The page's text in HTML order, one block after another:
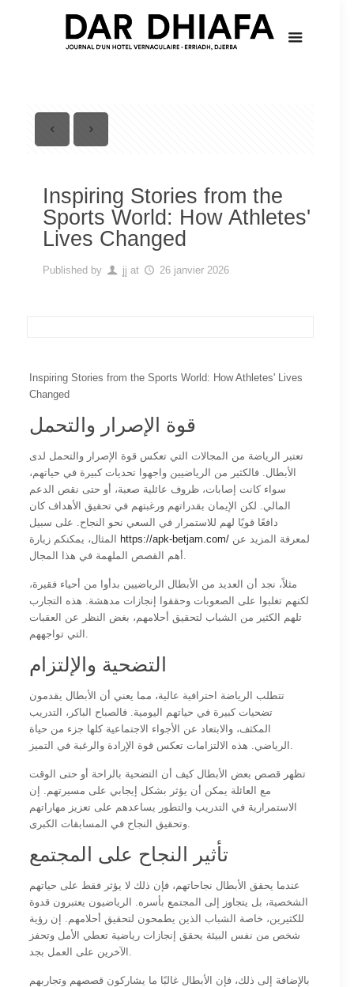
Inspiring Stories from the
Sports World: How Athletes'
Lives Changed
Published by jj at 26 janvier 2026
Inspiring Stories from the Sports World: How Athletes' Lives
Changed
قوة الإصرار والتحمل
تعتبر الرياضة من المجالات التي تعكس قوة الإصرار والتحمل لدى
الأبطال. فالكثير من الرياضيين واجهوا تحديات كبيرة في حياتهم،
سواء كانت إصابات، ظروف عائلية صعبة، أو حتى نقص الدعم
المالي. لكن الإيمان بقدراتهم ورغبتهم في تحقيق الأهداف كان
دافعًا قويًا لهم للاستمرار في السعي نحو النجاح. على سبيل
https://apk-betjam.com/
مثلاً، نجد أن العديد من الأبطال الرياضيين بدأوا من أحياء فقيرة،
لكنهم تغلبوا على الصعوبات وحققوا إنجازات مدهشة. هذه التجارب
تلهم الكثير من الشباب لتحقيق أحلامهم، بغض النظر عن العقبات
التضحية والإلتزام
تتطلب الرياضة احترافية عالية، مما يعني أن الأبطال يقدمون
تضحيات كبيرة في حياتهم اليومية. فالصباح الباكر، التدريب
المكثف، والابتعاد عن الأجواء الاجتماعية كلها جزء من حياة
تظهر قصص بعض الأبطال كيف أن التضحية بالراحة أو حتى الوقت
مع العائلة يمكن أن يؤثر بشكل إيجابي على مسيرتهم. إن
الاستمرارية في التدريب والتطور يساعدهم على تعزيز مهاراتهم
تأثير النجاح على المجتمع
عندما يحقق الأبطال نجاحاتهم، فإن ذلك لا يؤثر فقط على حياتهم
الشخصية، بل يتجاوز إلى المجتمع بأسره. الرياضيون يعتبرون قدوة
للكثيرين، خاصة الشباب الذين يطمحون لتحقيق أحلامهم. إن رؤية
شخص من نفس البيئة يحقق إنجازات رياضية تعطي الأمل وتحفز
بالإضافة إلى ذلك، فإن الأبطال غالبًا ما يشاركون قصصهم وتجاربهم